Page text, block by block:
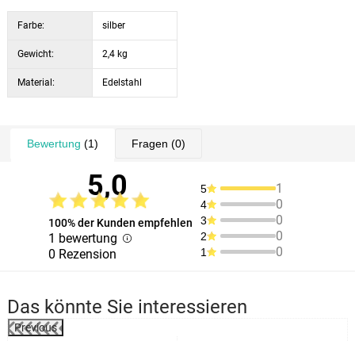
Farbe: silber
Gewicht: 2,4 kg
Material: Edelstahl
Bewertung (1) Fragen (0)
5,0
100% der Kunden empfehlen
1 bewertung
0 Rezension
5 1
4 0
3 0
2 0
1 0
Das könnte Sie interessieren
Previous